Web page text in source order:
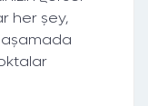
her şey,
aşamada